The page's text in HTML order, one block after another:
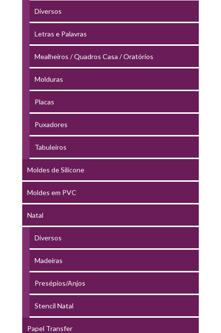
Diversos
Letras e Palavras
Mealheiros / Quadros Casa / Oratórios
Molduras
Placas
Puxadores
Tabuleiros
Moldes de Silicone
Moldes em PVC
Natal
Diversos
Madeiras
Presépios/Anjos
Stencil Natal
Papel Transfer